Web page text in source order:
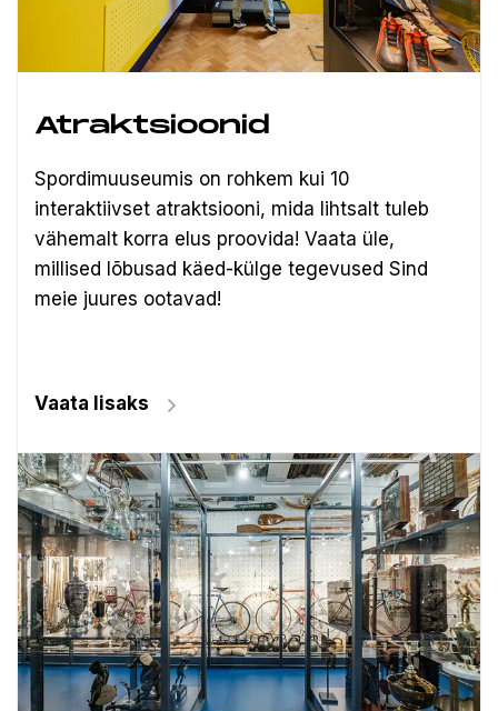
Atraktsioonid
Spordimuuseumis on rohkem kui 10
interaktiivset atraktsiooni, mida lihtsalt tuleb
vähemalt korra elus proovida! Vaata üle,
millised lõbusad käed-külge tegevused Sind
meie juures ootavad!
Vaata lisaks